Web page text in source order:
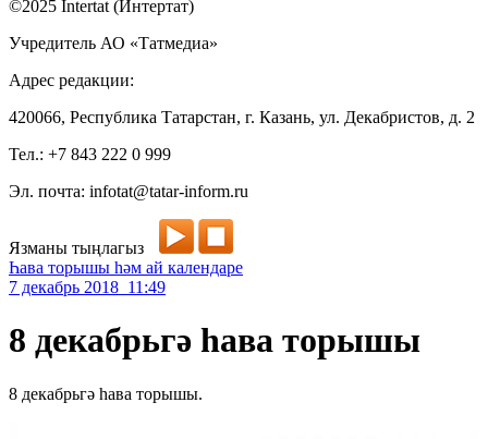
©2025 Intertat (Интертат)
Учредитель АО «Татмедиа»
Адрес редакции:
420066, Республика Татарстан, г. Казань, ул. Декабристов, д. 2
Тел.: +7 843 222 0 999
Эл. почта: infotat@tatar-inform.ru
Язманы тыңлагыз
Һава торышы һәм ай календаре
7 декабрь 2018 11:49
8 декабрьгә һава торышы
8 декабрьгә һава торышы.